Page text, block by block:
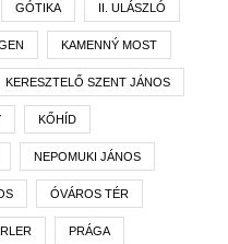
GÓTIKA II. ULÁSZLÓ
KAMENNÝ MOST
KERESZTELŐ SZENT JÁNOS
KŐHÍD
NEPOMUKI JÁNOS
ÓVÁROS TÉR
PRÁGA